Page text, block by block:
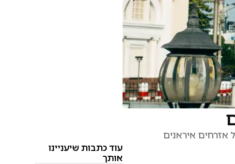
אזרחים איראנים
עוד כתבות שיעניינו
אותך